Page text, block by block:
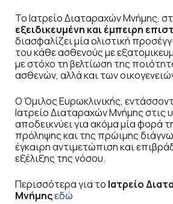
Το Ιατρείο Διαταραχών Μνήμης,
εξειδικευμένη και έμπειρη
διασφαλίζει μία ολιστική
του κάθε ασθενούς με
με στόχο τη βελτίωση της
ασθενών, αλλά και των
Ο Όμιλος Ευρωκλινικής,
Ιατρείο Διαταραχών Μνήμης στις
αποδεικνύει για ακόμα μία φορά
πρόληψης και της πρώιμης
έγκαιρη αντιμετώπιση και
εξέλιξης της νόσου.
Περισσότερα για το Ιατρείο
Μνήμηςεδώ